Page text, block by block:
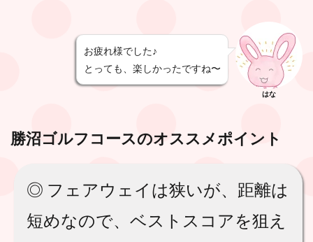
お疲れ様でした♪
とっても、楽しかったですね〜
はな
勝沼ゴルフコースのオススメポイント
◎ フェアウェイは狭いが、距離は
短めなので、ベストスコアを狙え